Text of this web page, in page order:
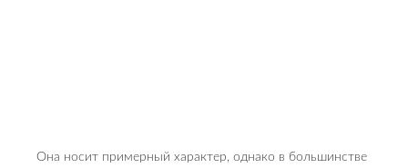
Она носит примерный характер, однако в большинстве